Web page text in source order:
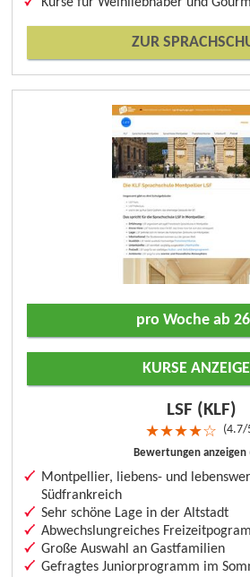
ZUR
LSF (KLF)
★★★★☆ 4.7/
Bewertungen anzeigen
Montpellier, liebens- und
Südfrankreich
Sehr schöne Lage in der Altstadt
Abwechslungreiches
Große Auswahl an Gastfamilien
Gefragtes Juniorprogramm im
pro Woche ab
KURSE